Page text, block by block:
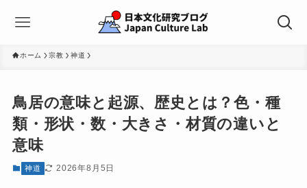
ホーム 宗教 神道
鳥居の意味と起源、歴史とは？色・種
類・形状・数・大きさ・材質の違いと
意味
神道 2026年8月5日